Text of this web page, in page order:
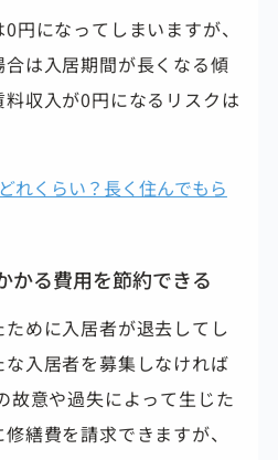
円になってしまいますが、
は入居期間が長くなる傾
収入が0円になるリスクは
れくらい？長く住んでもら
かる費用を節約できる
めに入居者が退去してし
入居者を募集しなければ
故意や過失によって生じた
繕費を請求できますが、